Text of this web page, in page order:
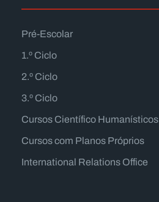
Pré-Escolar
1.º Ciclo
2.º Ciclo
3.º Ciclo
Cursos Científico Humanísticos
Cursos com Planos Próprios
International Relations Office